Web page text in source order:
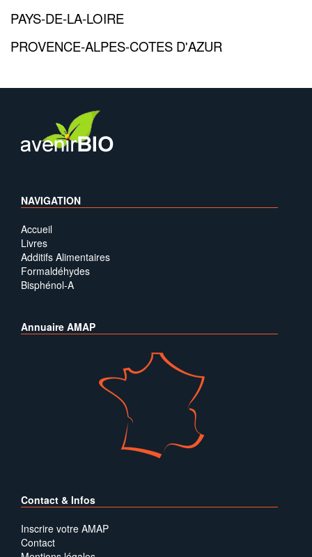
PAYS-DE-LA-LOIRE
PROVENCE-ALPES-COTES D'AZUR
NAVIGATION
Accueil
Livres
Additifs Alimentaires
Formaldéhydes
Bisphénol-A
Annuaire AMAP
Contact & Infos
Inscrire votre AMAP
Contact